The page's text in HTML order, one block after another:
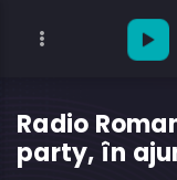
Radio
party, în